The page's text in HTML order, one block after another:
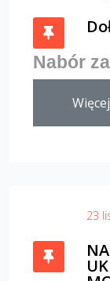
Nabór
23